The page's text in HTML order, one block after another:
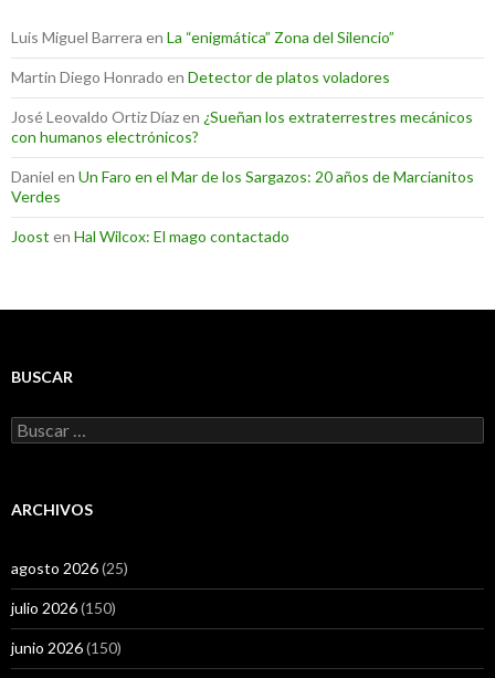
Luis Miguel Barrera en La “enigmática” Zona del Silencio”
Martin Diego Honrado en Detector de platos voladores
José Leovaldo Ortiz Díazen ¿Sueñan los extraterrestres mecánicos
con humanos electrónicos?
Daniel en Un Faro en el Mar de los Sargazos: 20 años de Marcianitos
Verdes
Joost en Hal Wilcox: El mago contactado
BUSCAR
Buscar:
ARCHIVOS
agosto 2026(25)
julio 2026(150)
junio 2026(150)